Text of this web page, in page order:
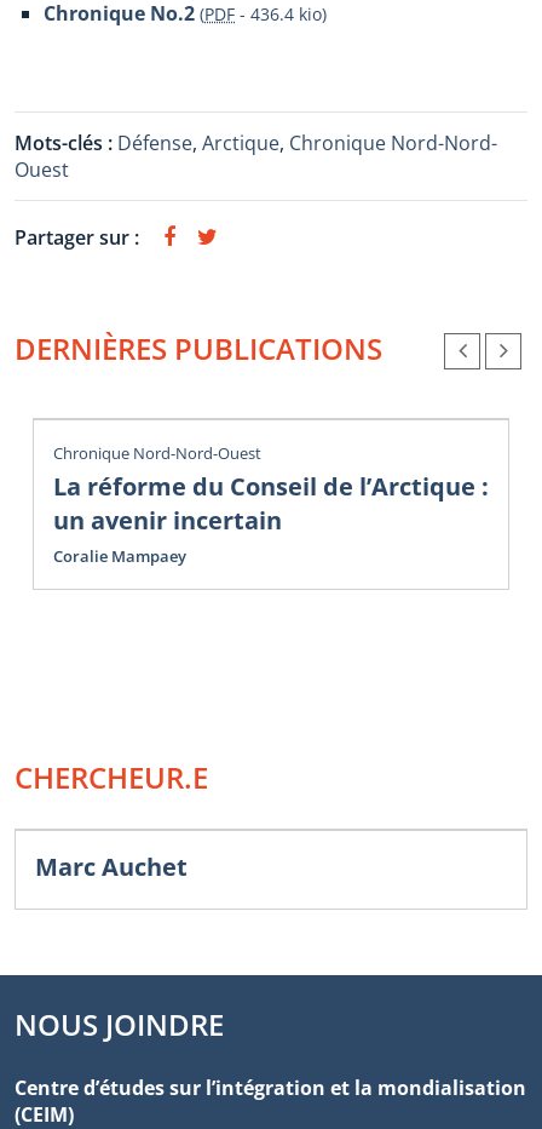
Chronique No.2 (PDF - 436.4 kio)
Mots-clés : Défense, Arctique, Chronique Nord-Nord-
Ouest
Partager sur :
DERNIÈRES PUBLICATIONS
Chronique Nord-Nord-Ouest
La réforme du Conseil de l’Arctique :
un avenir incertain
Coralie Mampaey
CHERCHEUR.E
Marc Auchet
NOUS JOINDRE
Centre d’études sur l’intégration et la mondialisation
(CEIM)